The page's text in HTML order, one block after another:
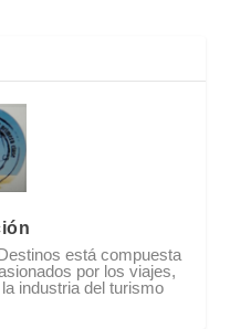
está compuesta
por los viajes,
industria del turismo